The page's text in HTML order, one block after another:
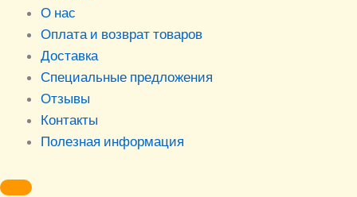
О нас
Оплата и возврат товаров
Доставка
Специальные предложения
Отзывы
Контакты
Полезная информация